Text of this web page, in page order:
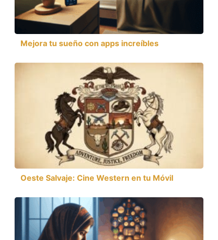
Mejora tu sueño con apps increíbles
Oeste Salvaje: Cine Western en tu Móvil